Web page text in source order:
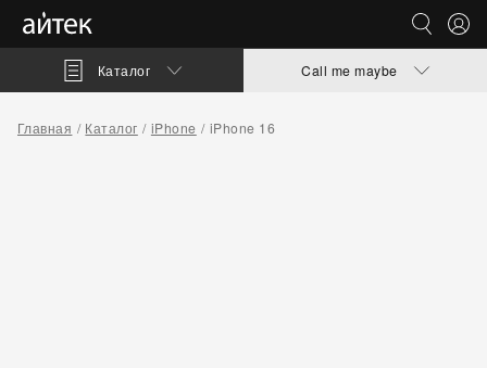
Call me maybe
Главная Каталог iPhone iPhone 16
Каталог